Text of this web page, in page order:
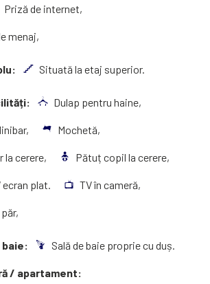
Priză de internet,
menaj,
Situată la etaj superior.
Dulap pentru haine,
Mochetă,
la cerere, Pătuț copil la cerere,
ecran plat. TV în cameră,
baie: Sală de baie proprie cu duș.
/ apartament: